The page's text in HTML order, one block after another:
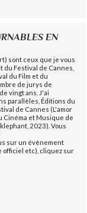
EN
sont ceux que je vous
Festival de Cannes,
du Film et du
de jurys de
vingt ans. J'ai
parallèles, Éditions du
de Cannes (L'amor
Cinéma et Musique de
2023). Vous
sur un évènement
officiel etc), cliquez sur